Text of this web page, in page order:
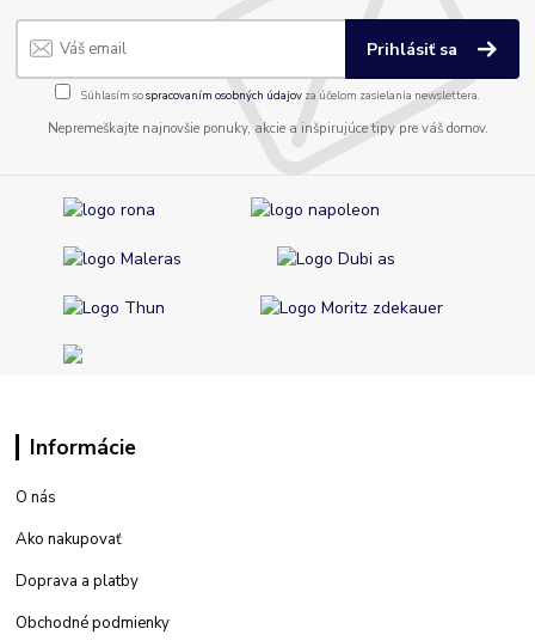
Prihlásiť sa
Súhlasím sospracovaním osobných údajov za účelom zasielania newslettera.
Nepremeškajte najnovšie ponuky, akcie a inšpirujúce tipy pre váš domov.
Informácie
O nás
Ako nakupovať
Doprava a platby
Obchodné podmienky